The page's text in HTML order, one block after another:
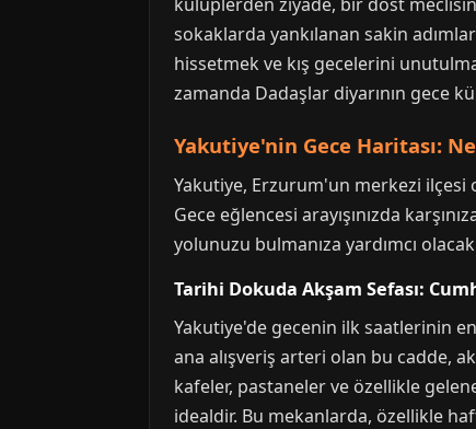
sokaklarda yankılanan sakin
hissetmek ve kış gecelerini
zamanda Dadaşlar diyarının gece
Yakutiye'nin Gece Haritası:
Yakutiye, Erzurum'un merkezi ilçesi
Gece eğlencesi arayışınızda
yolunuzu bulmanıza yardımcı
Tarihi Dokuda Akşam Sefası:
Yakutiye'de gecenin ilk saatlerinin
ana alışveriş arteri olan bu cadde,
kafeler, pastaneler ve özellikle
idealdir. Bu mekanlarda, özellikle